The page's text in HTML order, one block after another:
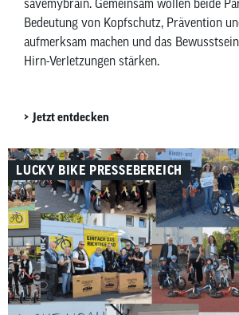
savemybrain. Gemeinsam wollen beide
Bedeutung von Kopfschutz, Prävention
aufmerksam machen und das
Hirn-Verletzungen stärken.
Jetzt entdecken
LUCKY BIKE PRESSEBEREICH